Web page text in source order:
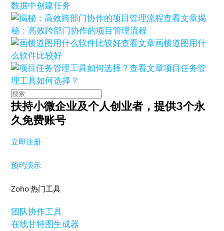
数据中创建任务
查看文章揭
秘：高效跨部门协作的项目管理流程
查看文章画横道图用什
么软件比较好
查看文章项目任务管
理工具如何选择？
扶持小微企业及个人创业者，提供3个永
久免费账号
立即注册
预约演示
Zoho 热门工具
团队协作工具
在线甘特图生成器